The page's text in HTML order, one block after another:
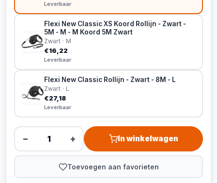
Leverbaar
Flexi New Classic XS Koord Rollijn - Zwart -
5M - M - M Koord 5M Zwart
Zwart · M
€16,22
Leverbaar
Flexi New Classic Rollijn - Zwart - 8M - L
Zwart · L
€27,18
Leverbaar
− + In winkelwagen
Toevoegen aan favorieten